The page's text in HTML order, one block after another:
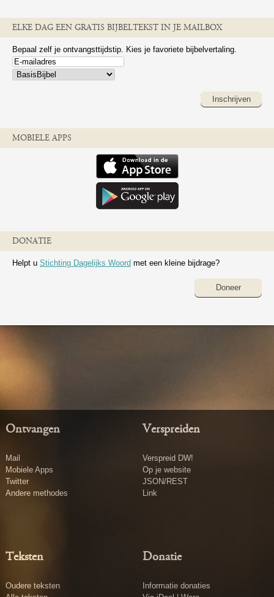
ELKE DAG EEN GRATIS BIJBELTEKST IN JE MAILBOX
Bepaal zelf je ontvangsttijdstip. Kies je favoriete bijbelvertaling.
Inschrijven
MOBIELE APPS
DONATIE
Helpt u Stichting Dagelijks Woord met een kleine bijdrage?
Doneer
Ontvangen
Mail
Mobiele Apps
Twitter
Andere methodes
Verspreiden
Verspreid DW!
Op je website
JSON/REST
Link
Teksten
Oudere teksten
Donatie
Informatie donaties